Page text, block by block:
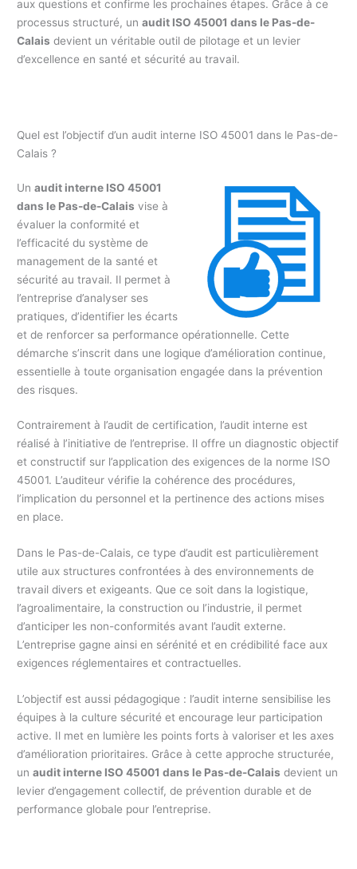
aux questions et confirme les prochaines étapes. Grâce à ce
processus structuré, unaudit ISO 45001 dans le Pas-de-
Calais devient un véritable outil de pilotage et un levier
d’excellence en santé et sécurité au travail.
Quel est l’objectif d’un audit interne ISO 45001 dans le Pas-de-
Calais ?
Unaudit interne ISO 45001
dans le Pas-de-Calais vise à
évaluer la conformité et
l’efficacité du système de
management de la santé et
sécurité au travail. Il permet à
l’entreprise d’analyser ses
pratiques, d’identifier les écarts
et de renforcer sa performance opérationnelle. Cette
démarche s’inscrit dans une logique d’amélioration continue,
essentielle à toute organisation engagée dans la prévention
des risques.
Contrairement à l’audit de certification, l’audit interne est
réalisé à l’initiative de l’entreprise. Il offre un diagnostic objectif
et constructif sur l’application des exigences de la norme ISO
45001. L’auditeur vérifie la cohérence des procédures,
l’implication du personnel et la pertinence des actions mises
en place.
Dans le Pas-de-Calais, ce type d’audit est particulièrement
utile aux structures confrontées à des environnements de
travail divers et exigeants. Que ce soit dans la logistique,
l’agroalimentaire, la construction ou l’industrie, il permet
d’anticiper les non-conformités avant l’audit externe.
L’entreprise gagne ainsi en sérénité et en crédibilité face aux
exigences réglementaires et contractuelles.
L’objectif est aussi pédagogique : l’audit interne sensibilise les
équipes à la culture sécurité et encourage leur participation
active. Il met en lumière les points forts à valoriser et les axes
d’amélioration prioritaires. Grâce à cette approche structurée,
unaudit interne ISO 45001 dans le Pas-de-Calais devient un
levier d’engagement collectif, de prévention durable et de
performance globale pour l’entreprise.